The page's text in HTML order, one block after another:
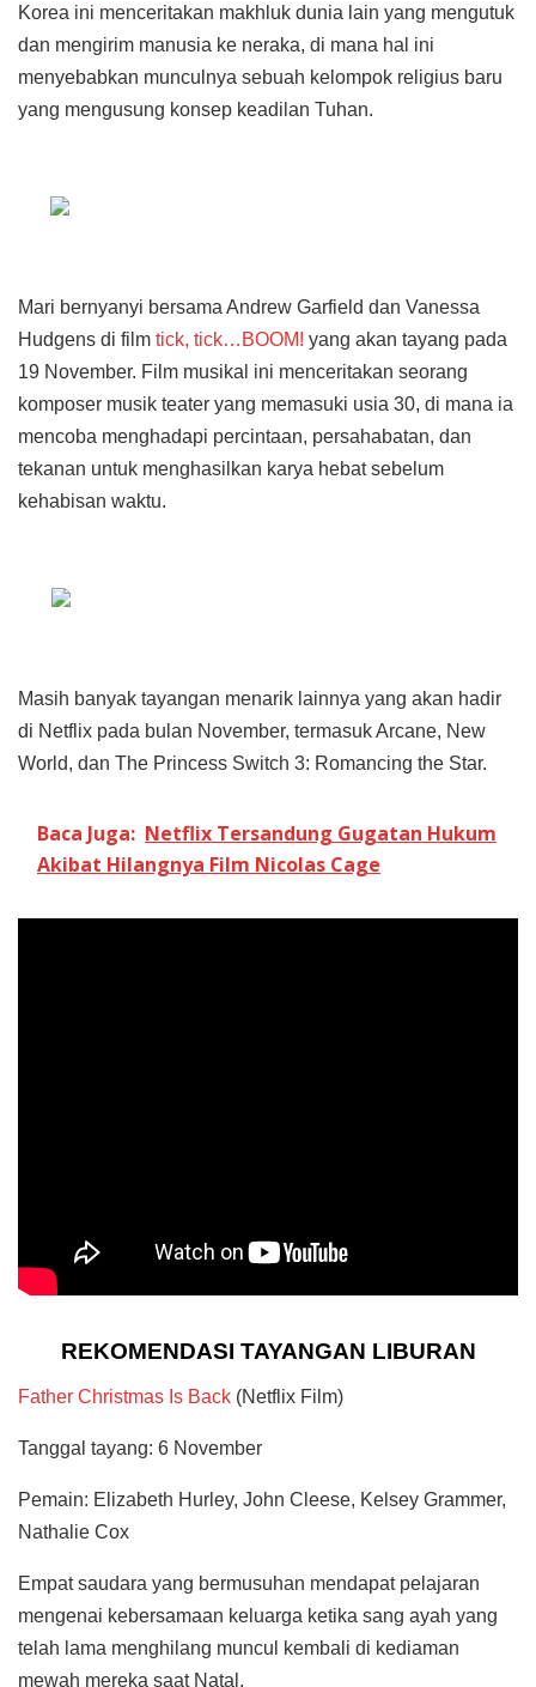
Korea ini menceritakan makhluk dunia lain yang mengutuk
dan mengirim manusia ke neraka, di mana hal ini
menyebabkan munculnya sebuah kelompok religius baru
yang mengusung konsep keadilan Tuhan.
Mari bernyanyi bersama Andrew Garfield dan Vanessa
Hudgens di film tick, tick…BOOM! yang akan tayang pada
19 November. Film musikal ini menceritakan seorang
komposer musik teater yang memasuki usia 30, di mana ia
mencoba menghadapi percintaan, persahabatan, dan
tekanan untuk menghasilkan karya hebat sebelum
kehabisan waktu.
Masih banyak tayangan menarik lainnya yang akan hadir
di Netflix pada bulan November, termasuk Arcane, New
World, dan The Princess Switch 3: Romancing the Star.
Baca Juga: Netflix Tersandung Gugatan Hukum
Akibat Hilangnya Film Nicolas Cage
REKOMENDASI TAYANGAN LIBURAN
Father Christmas Is Back (Netflix Film)
Tanggal tayang: 6 November
Pemain: Elizabeth Hurley, John Cleese, Kelsey Grammer,
Nathalie Cox
Empat saudara yang bermusuhan mendapat pelajaran
mengenai kebersamaan keluarga ketika sang ayah yang
telah lama menghilang muncul kembali di kediaman
mewah mereka saat Natal.